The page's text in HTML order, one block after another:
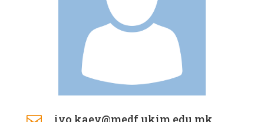
ivo.kaev@medf.ukim.edu.mk